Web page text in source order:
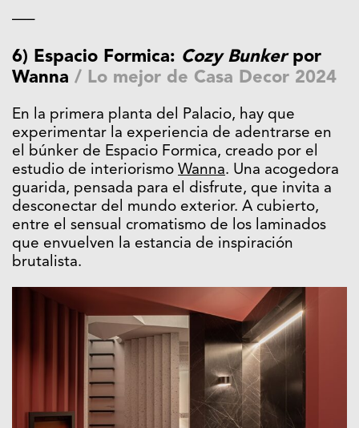
—–
6) Espacio Formica: Cozy Bunkerpor
Wanna / Lo mejor de Casa Decor 2024
En la primera planta del Palacio, hay que
experimentar la experiencia de adentrarse en
el búnker de Espacio Formica, creado por el
estudio de interiorismo Wanna. Una acogedora
guarida, pensada para el disfrute, que invita a
desconectar del mundo exterior. A cubierto,
entre el sensual cromatismo de los laminados
que envuelven la estancia de inspiración
brutalista.